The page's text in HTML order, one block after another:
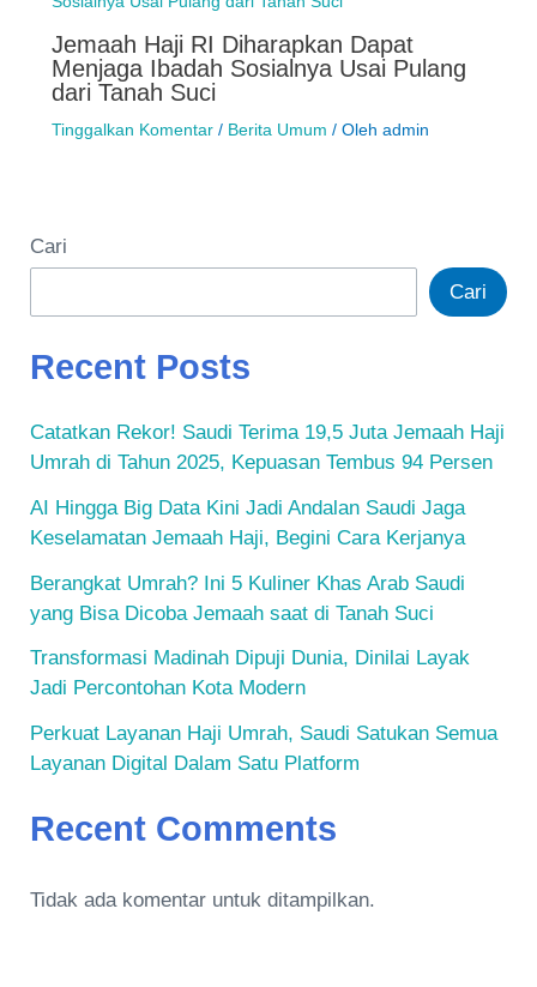
Jemaah Haji RI Diharapkan Dapat
Menjaga Ibadah Sosialnya Usai Pulang
dari Tanah Suci
Tinggalkan Komentar / Berita Umum / Oleh admin
Cari
Cari
Recent Posts
Catatkan Rekor! Saudi Terima 19,5 Juta Jemaah Haji
Umrah di Tahun 2025, Kepuasan Tembus 94 Persen
AI Hingga Big Data Kini Jadi Andalan Saudi Jaga
Keselamatan Jemaah Haji, Begini Cara Kerjanya
Berangkat Umrah? Ini 5 Kuliner Khas Arab Saudi
yang Bisa Dicoba Jemaah saat di Tanah Suci
Transformasi Madinah Dipuji Dunia, Dinilai Layak
Jadi Percontohan Kota Modern
Perkuat Layanan Haji Umrah, Saudi Satukan Semua
Layanan Digital Dalam Satu Platform
Recent Comments
Tidak ada komentar untuk ditampilkan.